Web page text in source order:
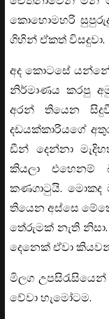
කොහොමහරි
ගිහින් ඒකත් විසදුවා.
අද කොටසේ
නිර්මාණය කරපු
අරන් තියෙන
දඩයක්කාරියගේ
ඩීන් දෙන්නා
කියලා එහෙනම්
කණගාටුයි. මොකද
තියෙන අස්සෙ
තේරුමක් නැති
දෙනෙක් ඒවා
මිලග
වේවා හැමෝටම.